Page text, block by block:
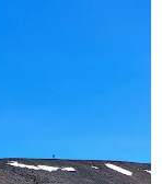
utili)- Parte 1